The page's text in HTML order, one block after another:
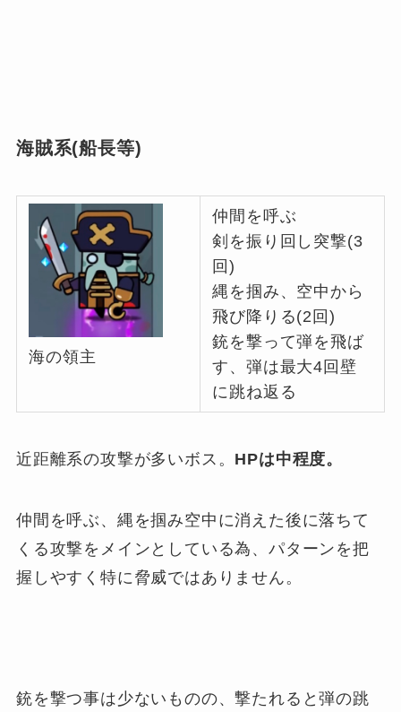
海賊系(船長等)
海の領主
仲間を呼ぶ
剣を振り回し突撃(3
回)
縄を掴み、空中から
飛び降りる(2回)
銃を撃って弾を飛ば
す、弾は最大4回壁
に跳ね返る
近距離系の攻撃が多いボス。 HPは中程度。
仲間を呼ぶ、縄を掴み空中に消えた後に落ちて
くる攻撃をメインとしている為、パターンを把
握しやすく特に脅威ではありません。
銃を撃つ事は少ないものの、撃たれると弾の跳